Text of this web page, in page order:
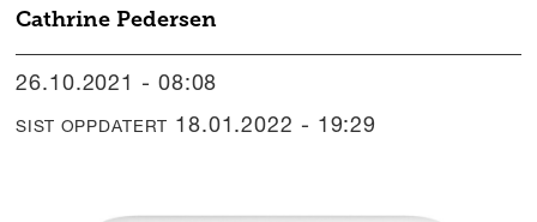
Cathrine Pedersen
26.10.2021 - 08:08
SIST OPPDATERT 18.01.2022 - 19:29